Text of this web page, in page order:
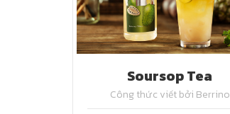
Soursop Tea
Công thức viết bởi Berrino